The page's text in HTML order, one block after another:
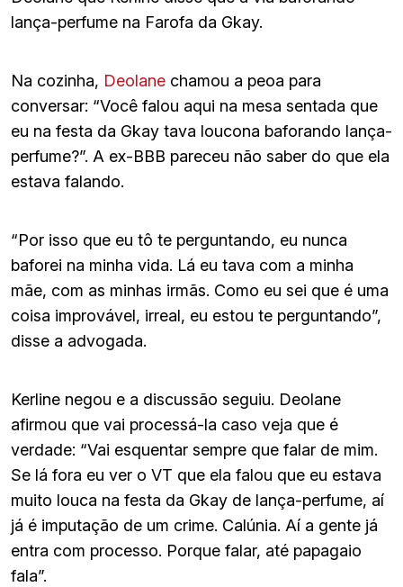
lança-perfume na Farofa da Gkay.
Na cozinha, Deolane chamou a peoa para
conversar: “Você falou aqui na mesa sentada que
eu na festa da Gkay tava loucona baforando lança-
perfume?”. A ex-BBB pareceu não saber do que ela
estava falando.
“Por isso que eu tô te perguntando, eu nunca
baforei na minha vida. Lá eu tava com a minha
mãe, com as minhas irmãs. Como eu sei que é uma
coisa improvável, irreal, eu estou te perguntando”,
disse a advogada.
Kerline negou e a discussão seguiu. Deolane
afirmou que vai processá-la caso veja que é
verdade: “Vai esquentar sempre que falar de mim.
Se lá fora eu ver o VT que ela falou que eu estava
muito louca na festa da Gkay de lança-perfume, aí
já é imputação de um crime. Calúnia. Aí a gente já
entra com processo. Porque falar, até papagaio
fala”.